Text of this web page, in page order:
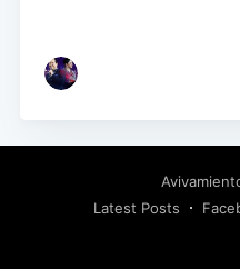
Latest Posts